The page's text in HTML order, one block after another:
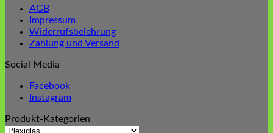
AGB
Impressum
Widerrufsbelehrung
Zahlung und Versand
Social Media
Facebook
Instagram
Produkt-Kategorien